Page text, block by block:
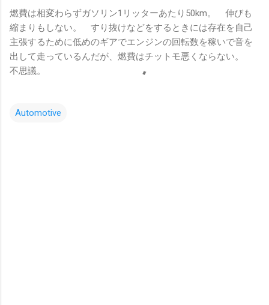
燃費は相変わらずガソリン1リッターあたり50km。 伸びも
縮まりもしない。 すり抜けなどをするときには存在を自己
主張するために低めのギアでエンジンの回転数を稼いで音を
出して走っているんだが、燃費はチットモ悪くならない。
不思議。
Automotive